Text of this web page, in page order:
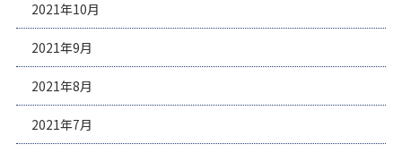
2021年10月
2021年9月
2021年8月
2021年7月